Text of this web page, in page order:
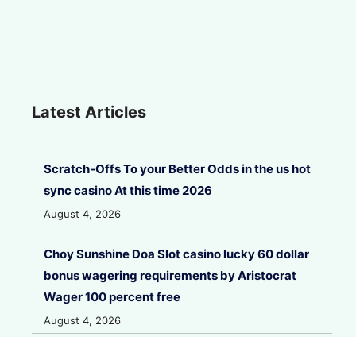
Latest Articles
Scratch-Offs To your Better Odds in the us hot
sync casino At this time 2026
August 4, 2026
Choy Sunshine Doa Slot casino lucky 60 dollar
bonus wagering requirements by Aristocrat
Wager 100 percent free
August 4, 2026